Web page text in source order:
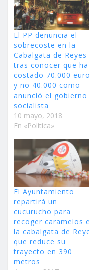
El PP denuncia el
sobrecoste en la
Cabalgata de Reyes
tras conocer que ha
costado 70.000
y no 40.000 como
anunció el gobierno
socialista
10 mayo, 2018
En «Política»
El Ayuntamiento
repartirá un
cucurucho para
recoger caramelos
la cabalgata de
que reduce su
trayecto en 390
metros